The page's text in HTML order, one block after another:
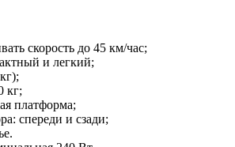
скорость до 45 км/час;
и легкий;
кг;
платформа;
спереди и сзади;